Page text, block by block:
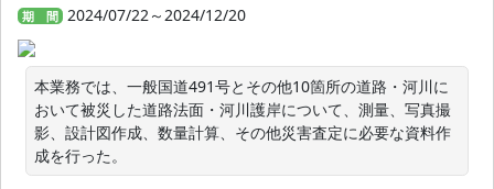
期 間 2024/07/22～2024/12/20
本業務では、一般国道491号とその他10箇所の道路・河川に
おいて被災した道路法面・河川護岸について、測量、写真撮
影、設計図作成、数量計算、その他災害査定に必要な資料作
成を行った。